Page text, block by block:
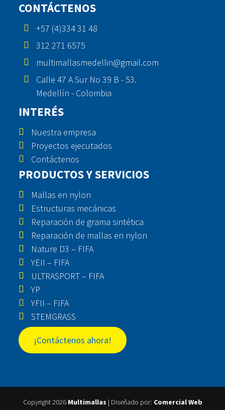
CONTÁCTENOS
+57 (4)334 31 48
312 271 6575
multimallasmedellin@gmail.com
Calle 47 A Sur No 39 B - 53.
Medellín - Colombia
INTERÉS
Nuestra empresa
Proyectos ejecutados
Contáctenos
PRODUCTOS Y SERVICIOS
Mallas en nylon
Estructuras mecánicas
Reparación de grama sintética
Reparación de mallas en nylon
Nature D3 – FIFA
YEII – FIFA
ULTRASPORT – FIFA
YP
YFII – FIFA
STEMGRASS
¡Contáctenos ahora!
Copyright 2026 Multimallas | Diseñado por: Comercial Web